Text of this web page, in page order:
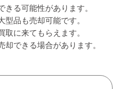
る可能性があります。
品も売却可能です。
に来てもらえます。
できる場合があります。